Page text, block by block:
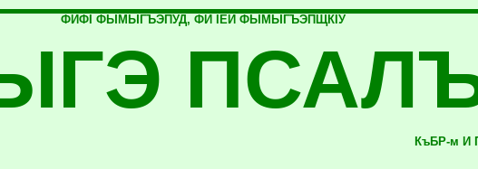
ФИФI ФЫМЫГЪЭПУД, ФИ IЕЙ ФЫМЫГЪЭПЩКIУ
КъБР-м И